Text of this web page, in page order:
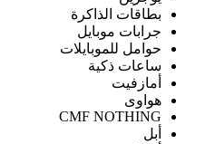
بطاقات الذاكرة
جرابات موبايل
حوامل للموبايلات
ساعات ذكية
أمازفيت
هواوى
CMF NOTHING
أبل